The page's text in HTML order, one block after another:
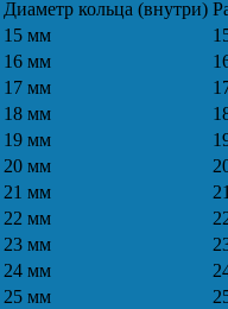
Диаметр кольца (внутри)
15 мм
16 мм
17 мм
18 мм
19 мм
20 мм
21 мм
22 мм
23 мм
24 мм
25 мм